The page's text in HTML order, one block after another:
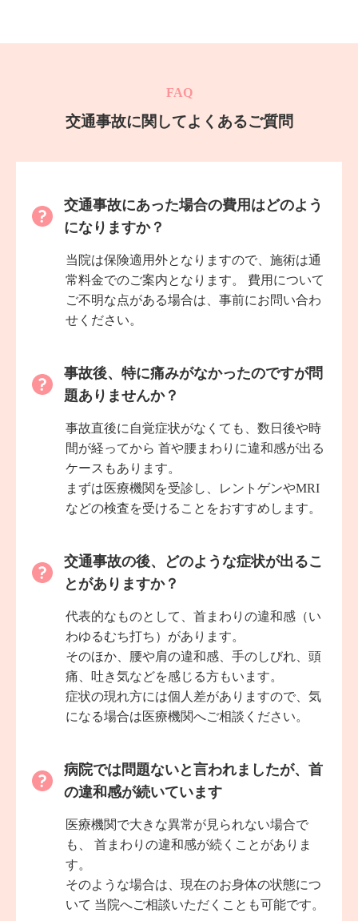
FAQ
交通事故に関してよくあるご質問
交通事故にあった場合の費用はどのよう
になりますか？
当院は保険適用外となりますので、施術は通
常料金でのご案内となります。 費用について
ご不明な点がある場合は、事前にお問い合わ
せください。
事故後、特に痛みがなかったのですが問
題ありませんか？
事故直後に自覚症状がなくても、数日後や時
間が経ってから 首や腰まわりに違和感が出る
ケースもあります。
まずは医療機関を受診し、レントゲンやMRI
などの検査を受けることをおすすめします。
交通事故の後、どのような症状が出るこ
とがありますか？
代表的なものとして、首まわりの違和感（い
わゆるむち打ち）があります。
そのほか、腰や肩の違和感、手のしびれ、頭
痛、吐き気などを感じる方もいます。
症状の現れ方には個人差がありますので、気
になる場合は医療機関へご相談ください。
病院では問題ないと言われましたが、首
の違和感が続いています
医療機関で大きな異常が見られない場合で
も、 首まわりの違和感が続くことがありま
す。
そのような場合は、現在のお身体の状態につ
いて 当院へご相談いただくことも可能です。